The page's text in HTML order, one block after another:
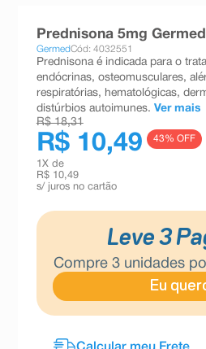
Prednisona 5mg
GermedCód: 4032551
Prednisona é indicada para o
endócrinas, osteomusculares,
respiratórias, hematológicas,
distúrbios autoimunes. Ver mais
R$ 18,31
R$ 10,49 43% OFF
1 X de
R$ 10,49
s/ juros no cartão
Leve 3
Compre 3unidades
Eu
teste gravidez
10ºesmalte